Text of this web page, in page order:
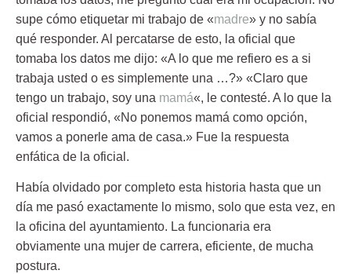
supe cómo etiquetar mi trabajo de «madre» y no sabía
qué responder. Al percatarse de esto, la oficial que
tomaba los datos me dijo: «A lo que me refiero es a si
trabaja usted o es simplemente una …?» «Claro que
tengo un trabajo, soy una mamá«, le contesté. A lo que la
oficial respondió, «No ponemos mamá como opción,
vamos a ponerle ama de casa.» Fue la respuesta
enfática de la oficial.
Había olvidado por completo esta historia hasta que un
día me pasó exactamente lo mismo, solo que esta vez, en
la oficina del ayuntamiento. La funcionaria era
obviamente una mujer de carrera, eficiente, de mucha
postura.